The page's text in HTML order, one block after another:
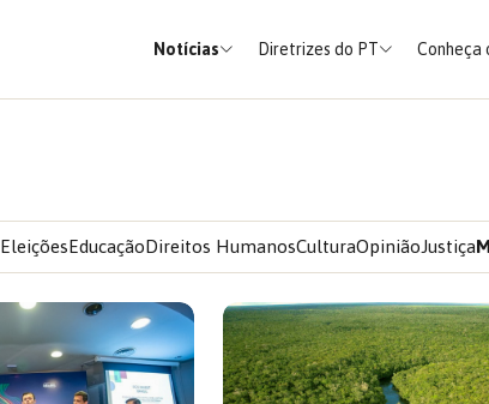
Notícias Diretrizes do PT Conheça
EleiçõesEducaçãoDireitos HumanosCulturaOpiniãoJustiça